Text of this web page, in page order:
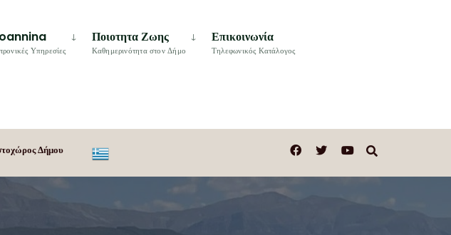
Υπηρεσίες
Ποιοτητα Ζωης
Καθημερινότητα στον Δήμο
Επικοινωνία
Τηλεφωνικός Κατάλογος
Δήμου